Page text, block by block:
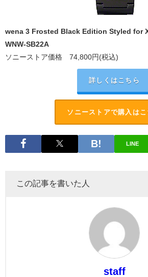
wena 3 Frosted Black Edition Styled for
WNW-SB22A
ソニーストア価格 74,800円(税込)
詳しくはこちら
ソニーストアで購入はこ
LINE
この記事を書いた人
staff